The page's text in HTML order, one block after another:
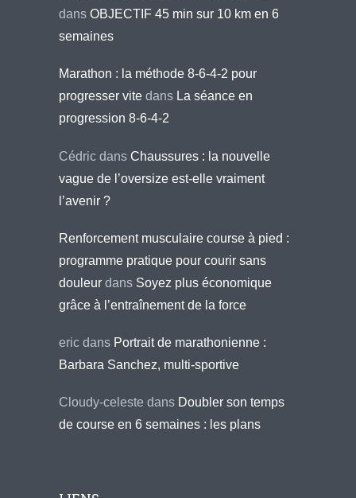
dans OBJECTIF 45 min sur 10 km en 6
semaines
Marathon : la méthode 8-6-4-2 pour
progresser vite dans La séance en
progression 8-6-4-2
Cédric dans Chaussures : la nouvelle
vague de l’oversize est-elle vraiment
l’avenir ?
Renforcement musculaire course à pied :
programme pratique pour courir sans
douleur dans Soyez plus économique
grâce à l’entraînement de la force
eric dans Portrait de marathonienne :
Barbara Sanchez, multi-sportive
Cloudy-celeste dans Doubler son temps
de course en 6 semaines : les plans